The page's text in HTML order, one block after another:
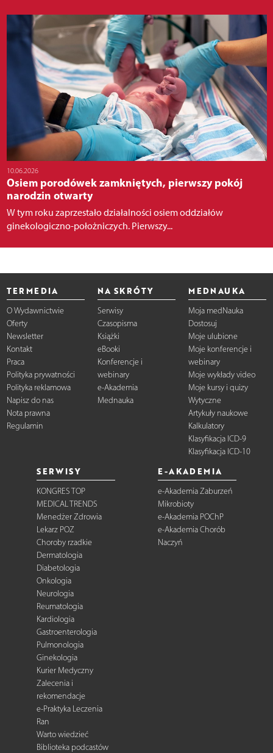
10.06.2026
Osiem porodówek zamkniętych, pierwszy pokój
narodzin otwarty
W tym roku zaprzestało działalności osiem oddziałów
ginekologiczno-położniczych. Pierwszy...
TERMEDIA
O Wydawnictwie
Oferty
Newsletter
Kontakt
Praca
Polityka prywatności
Polityka reklamowa
Napisz do nas
Nota prawna
Regulamin
NA SKRÓTY
Serwisy
Czasopisma
Książki
eBooki
Konferencje i
webinary
e-Akademia
Mednauka
MEDNAUKA
Moja medNauka
Dostosuj
Moje ulubione
Moje konferencje i
webinary
Moje wykłady video
Moje kursy i quizy
Wytyczne
Artykuły naukowe
Kalkulatory
Klasyfikacja ICD-9
Klasyfikacja ICD-10
SERWISY
KONGRES TOP
MEDICAL TRENDS
Menedżer Zdrowia
Lekarz POZ
Choroby rzadkie
Dermatologia
Diabetologia
Onkologia
Neurologia
Reumatologia
Kardiologia
Gastroenterologia
Pulmonologia
Ginekologia
Kurier Medyczny
Zalecenia i
rekomendacje
e-Praktyka Leczenia
Ran
Warto wiedzieć
Biblioteka podcastów
E-AKADEMIA
e-Akademia Zaburzeń
Mikrobioty
e-Akademia POChP
e-Akademia Chorób
Naczyń